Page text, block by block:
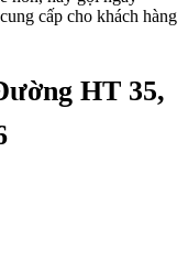
cấp cho khách hàng
HT 35,